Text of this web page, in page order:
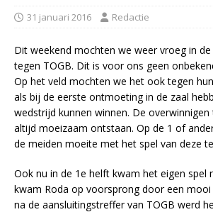
31 januari 2016 Redactie
Dit weekend mochten we weer vroeg in
tegen TOGB. Dit is voor ons geen
Op het veld mochten we het ook tegen
als bij de eerste ontmoeting in de zaal
wedstrijd kunnen winnen. De
altijd moeizaam ontstaan. Op de 1 of
de meiden moeite met het spel van deze
Ook nu in de 1e helft kwam het eigen spel
kwam Roda op voorsprong door een mooi
na de aansluitingstreffer van TOGB werd